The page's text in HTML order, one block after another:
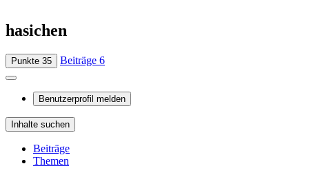
hasichen
Punkte 35 Beiträge 6
Benutzerprofil melden
Inhalte suchen
Beiträge
Themen